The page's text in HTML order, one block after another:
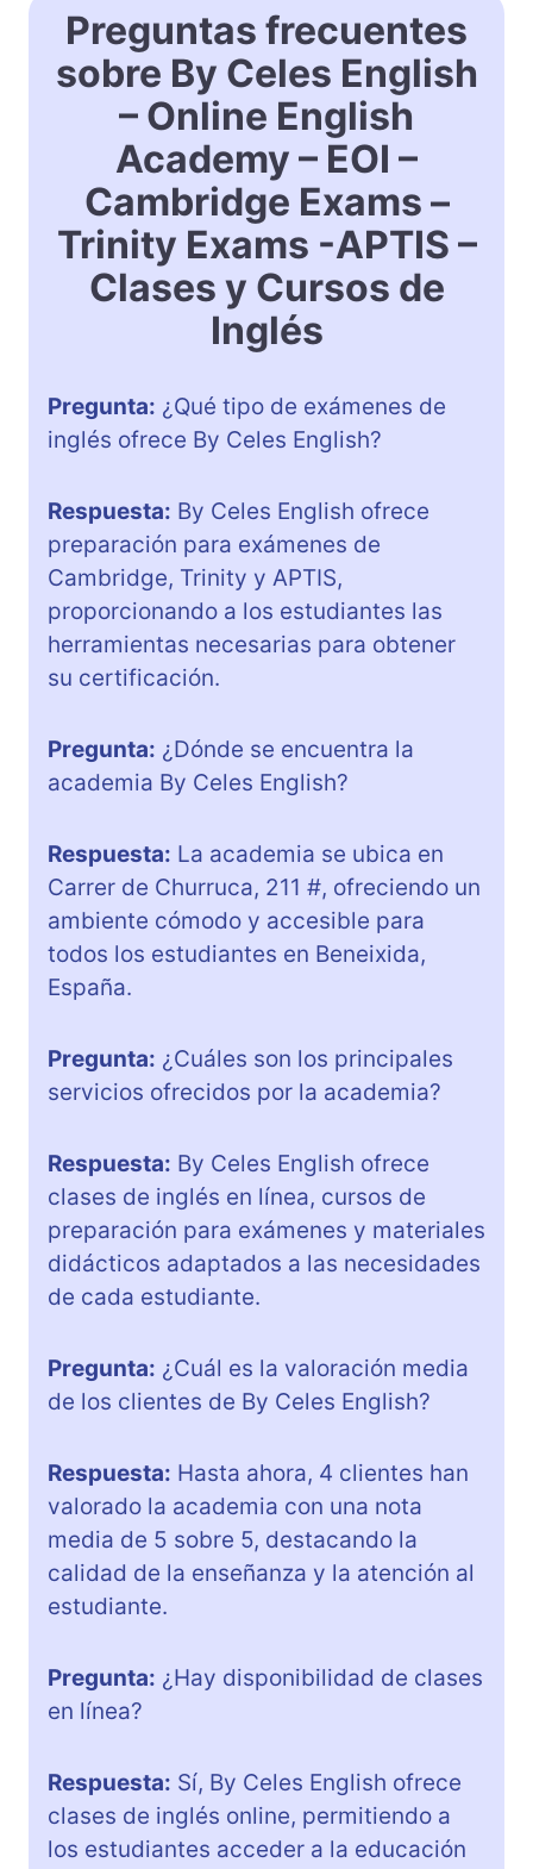
Preguntas frecuentes
sobre By Celes English
– Online English
Academy – EOI –
Cambridge Exams –
Trinity Exams -APTIS –
Clases y Cursos de
Inglés
Pregunta: ¿Qué tipo de exámenes de
inglés ofrece By Celes English?
Respuesta: By Celes English ofrece
preparación para exámenes de
Cambridge, Trinity y APTIS,
proporcionando a los estudiantes las
herramientas necesarias para obtener
su certificación.
Pregunta: ¿Dónde se encuentra la
academia By Celes English?
Respuesta: La academia se ubica en
Carrer de Churruca, 211 #, ofreciendo un
ambiente cómodo y accesible para
todos los estudiantes en Beneixida,
España.
Pregunta: ¿Cuáles son los principales
servicios ofrecidos por la academia?
Respuesta: By Celes English ofrece
clases de inglés en línea, cursos de
preparación para exámenes y materiales
didácticos adaptados a las necesidades
de cada estudiante.
Pregunta: ¿Cuál es la valoración media
de los clientes de By Celes English?
Respuesta: Hasta ahora, 4 clientes han
valorado la academia con una nota
media de 5 sobre 5, destacando la
calidad de la enseñanza y la atención al
estudiante.
Pregunta: ¿Hay disponibilidad de clases
en línea?
Respuesta: Sí, By Celes English ofrece
clases de inglés online, permitiendo a
los estudiantes acceder a la educación